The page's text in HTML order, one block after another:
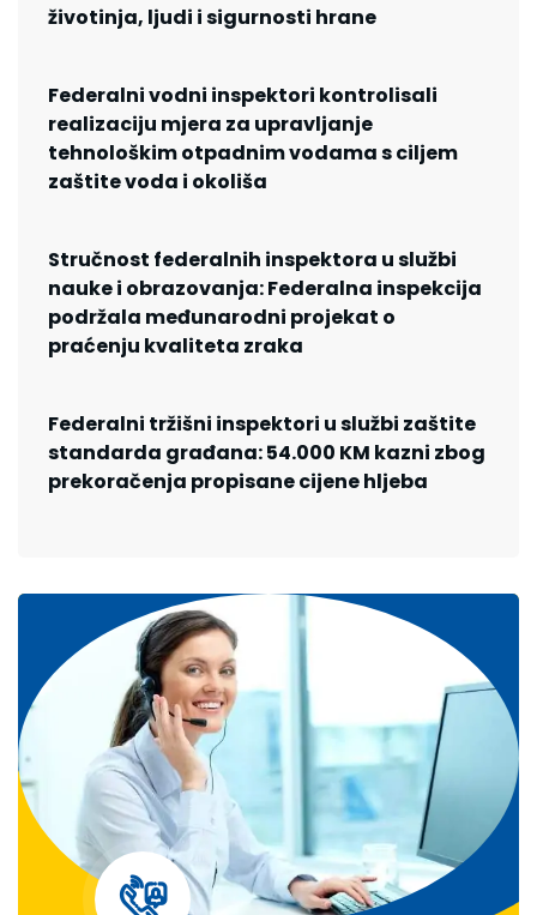
životinja, ljudi i sigurnosti hrane
Federalni vodni inspektori kontrolisali
realizaciju mjera za upravljanje
tehnološkim otpadnim vodama s ciljem
zaštite voda i okoliša
Stručnost federalnih inspektora u službi
nauke i obrazovanja: Federalna inspekcija
podržala međunarodni projekat o
praćenju kvaliteta zraka
Federalni tržišni inspektori u službi zaštite
standarda građana: 54.000 KM kazni zbog
prekoračenja propisane cijene hljeba